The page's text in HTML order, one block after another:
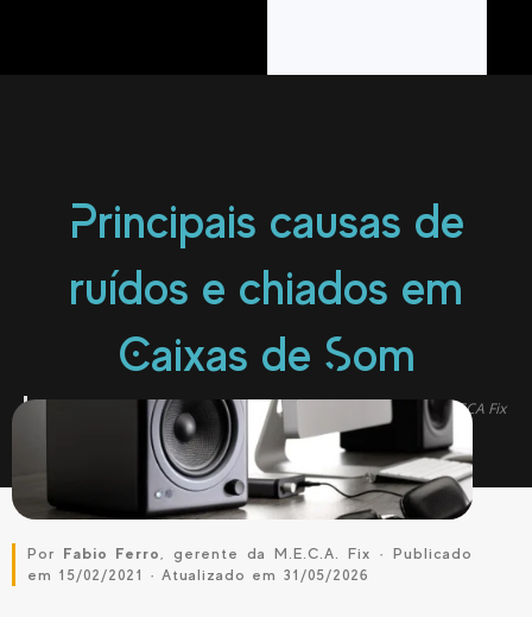
Principais causas de
ruídos e chiados em
Caixas de Som
✓ Atualizado emmaio de 2026 — com dados reais de OS da MECA Fix
Por Fabio Ferro
, gerente da M.E.C.A. Fix · Publicado
em 15/02/2021 · Atualizado em 31/05/2026